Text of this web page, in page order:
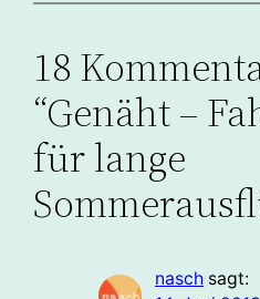
18
“Genäht –
für lange
nasch sagt: